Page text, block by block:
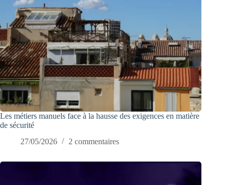
Les métiers manuels face à la hausse des exigences en matière
de sécurité
27/05/2026
2 commentaires